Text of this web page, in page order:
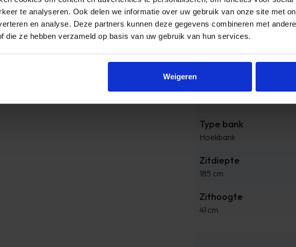
te analyseren. Ook delen we informatie over uw gebruik van onze site met
en analyse. Deze partners kunnen deze gegevens combineren met
die ze hebben verzameld op basis van uw gebruik van hun services.
Weigeren
Product diepte
185 cm
Product hoogte
71 cm
Type bank
Hoekbank
Zitdiepte
185 cm
Zithoogte
41 cm